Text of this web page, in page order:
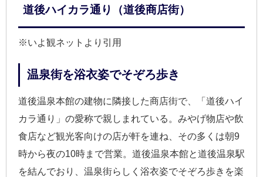
道後ハイカラ通り（道後商店街）
※いよ観ネットより引用
温泉街を浴衣姿でそぞろ歩き
道後温泉本館の建物に隣接した商店街で、「道後ハイ
カラ通り」の愛称で親しまれている。みやげ物店や飲
食店など観光客向けの店が軒を連ね、その多くは朝9
時から夜の10時まで営業。道後温泉本館と道後温泉駅
を結んでおり、温泉街らしく浴衣姿でそぞろ歩きを楽